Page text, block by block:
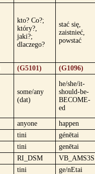
kto? Co?;
który?,
jaki?;
dlaczego?
stać się,
zaistnieć,
powstać
(G5101) (G1096)
some/any
(dat)
he/she/it-
should-be-
BECOME-
ed
anyone
happen
tini
génētai
tini
genētai
RI_DSM
VB_AMS3S
tini
ge/nEtai